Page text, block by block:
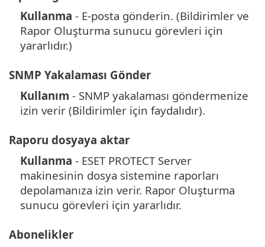
Kullanma - E-posta gönderin. (Bildirimler ve
Rapor Oluşturma sunucu görevleri için
yararlıdır.)
SNMP Yakalaması Gönder
Kullanım - SNMP yakalaması göndermenize
izin verir (Bildirimler için faydalıdır).
Raporu dosyaya aktar
Kullanma - ESET PROTECT Server
makinesinin dosya sistemine raporları
depolamanıza izin verir. Rapor Oluşturma
sunucu görevleri için yararlıdır.
Abonelikler